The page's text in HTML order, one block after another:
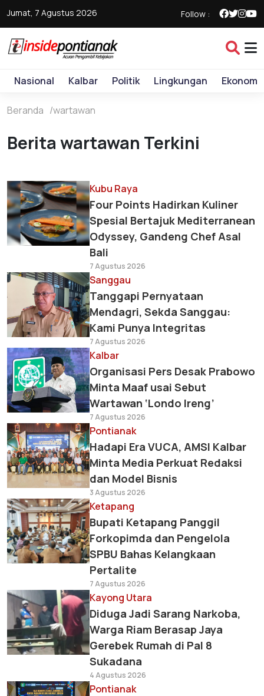
Jumat, 7 Agustus 2026 Follow :
Nasional Kalbar Politik Lingkungan Ekonomi
Beranda wartawan
Berita wartawan Terkini
Kubu Raya
Four Points Hadirkan Kuliner
Spesial Bertajuk Mediterranean
Odyssey, Gandeng Chef Asal
Bali
7 Agustus 2026
Sanggau
Tanggapi Pernyataan
Mendagri, Sekda Sanggau:
Kami Punya Integritas
7 Agustus 2026
Kalbar
Organisasi Pers Desak Prabowo
Minta Maaf usai Sebut
Wartawan ‘Londo Ireng’
7 Agustus 2026
Pontianak
Hadapi Era VUCA, AMSI Kalbar
Minta Media Perkuat Redaksi
dan Model Bisnis
3 Agustus 2026
Ketapang
Bupati Ketapang Panggil
Forkopimda dan Pengelola
SPBU Bahas Kelangkaan
Pertalite
7 Agustus 2026
Kayong Utara
Diduga Jadi Sarang Narkoba,
Warga Riam Berasap Jaya
Gerebek Rumah di Pal 8
Sukadana
4 Agustus 2026
Pontianak